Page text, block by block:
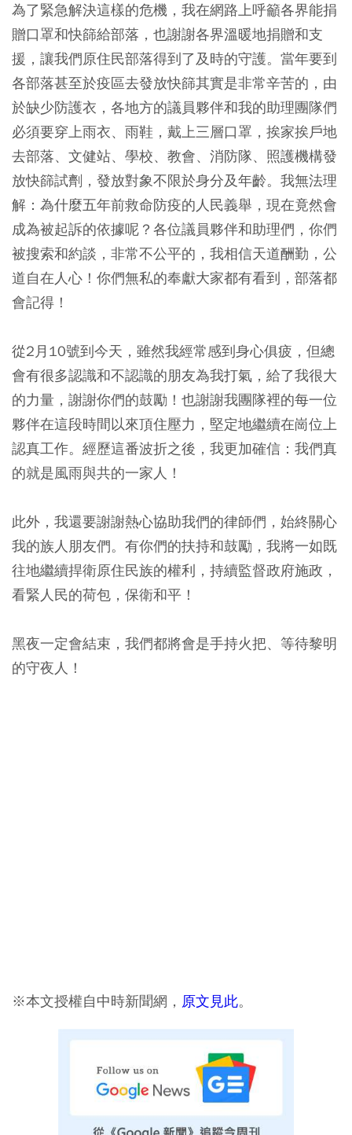
為了緊急解決這樣的危機，我在網路上呼籲各界能捐
贈口罩和快篩給部落，也謝謝各界溫暖地捐贈和支
援，讓我們原住民部落得到了及時的守護。當年要到
各部落甚至於疫區去發放快篩其實是非常辛苦的，由
於缺少防護衣，各地方的議員夥伴和我的助理團隊們
必須要穿上雨衣、雨鞋，戴上三層口罩，挨家挨戶地
去部落、文健站、學校、教會、消防隊、照護機構發
放快篩試劑，發放對象不限於身分及年齡。我無法理
解：為什麼五年前救命防疫的人民義舉，現在竟然會
成為被起訴的依據呢？各位議員夥伴和助理們，你們
被搜索和約談，非常不公平的，我相信天道酬勤，公
道自在人心！你們無私的奉獻大家都有看到，部落都
會記得！
從2月10號到今天，雖然我經常感到身心俱疲，但總
會有很多認識和不認識的朋友為我打氣，給了我很大
的力量，謝謝你們的鼓勵！也謝謝我團隊裡的每一位
夥伴在這段時間以來頂住壓力，堅定地繼續在崗位上
認真工作。經歷這番波折之後，我更加確信：我們真
的就是風雨與共的一家人！
此外，我還要謝謝熱心協助我們的律師們，始終關心
我的族人朋友們。有你們的扶持和鼓勵，我將一如既
往地繼續捍衛原住民族的權利，持續監督政府施政，
看緊人民的荷包，保衛和平！
黑夜一定會結束，我們都將會是手持火把、等待黎明
的守夜人！
※本文授權自中時新聞網， 原文見此。